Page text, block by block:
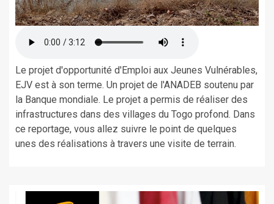
Le projet d'opportunité d'Emploi aux Jeunes Vulnérables,
EJV est à son terme. Un projet de l'ANADEB soutenu par
la Banque mondiale. Le projet a permis de réaliser des
infrastructures dans des villages du Togo profond. Dans
ce reportage, vous allez suivre le point de quelques
unes des réalisations à travers une visite de terrain.